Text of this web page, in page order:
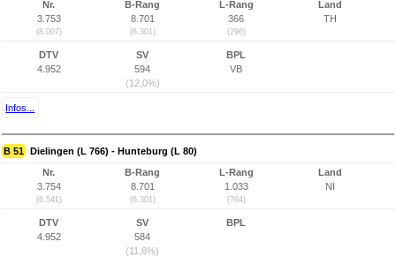
Nr.
3.753
(8.007)
B-Rang
8.701
(6.301)
L-Rang
366
(296)
Land
TH
DTV
4.952
SV
594
(12,0%)
BPL
VB
Infos...
B 51 Dielingen (L 766) - Hunteburg (L 80)
Nr.
3.754
(6.541)
B-Rang
8.701
(6.301)
L-Rang
1.033
(764)
Land
NI
DTV
4.952
SV
584
(11,8%)
BPL